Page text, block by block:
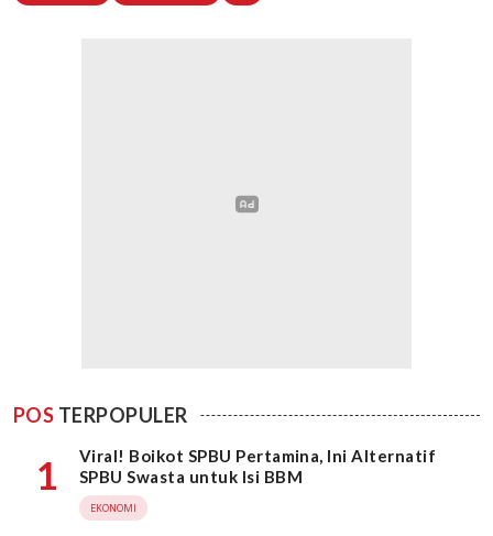
POS TERPOPULER
1
Viral! Boikot SPBU Pertamina, Ini Alternatif
SPBU Swasta untuk Isi BBM
EKONOMI